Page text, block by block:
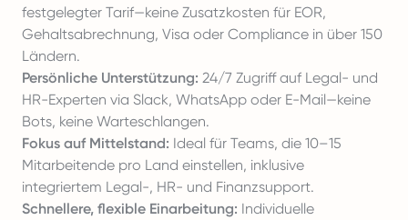
festgelegter Tarif—keine Zusatzkosten für EOR,
Gehaltsabrechnung, Visa oder Compliance in über 150
Ländern.
Persönliche Unterstützung: 24/7 Zugriff auf Legal- und
HR-Experten via Slack, WhatsApp oder E-Mail—keine
Bots, keine Warteschlangen.
Fokus auf Mittelstand: Ideal für Teams, die 10–15
Mitarbeitende pro Land einstellen, inklusive
integriertem Legal-, HR- und Finanzsupport.
Schnellere, flexible Einarbeitung: Individuelle